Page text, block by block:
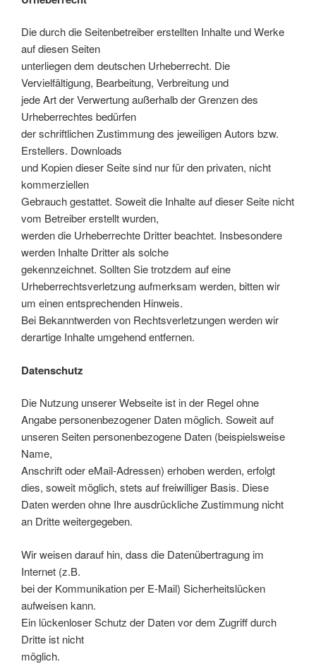
Die durch die Seitenbetreiber erstellten Inhalte und Werke
auf diesen Seiten
unterliegen dem deutschen Urheberrecht. Die
Vervielfältigung, Bearbeitung, Verbreitung und
jede Art der Verwertung außerhalb der Grenzen des
Urheberrechtes bedürfen
der schriftlichen Zustimmung des jeweiligen Autors bzw.
Erstellers. Downloads
und Kopien dieser Seite sind nur für den privaten, nicht
kommerziellen
Gebrauch gestattet. Soweit die Inhalte auf dieser Seite nicht
vom Betreiber erstellt wurden,
werden die Urheberrechte Dritter beachtet. Insbesondere
werden Inhalte Dritter als solche
gekennzeichnet. Sollten Sie trotzdem auf eine
Urheberrechtsverletzung aufmerksam werden, bitten wir
um einen entsprechenden Hinweis.
Bei Bekanntwerden von Rechtsverletzungen werden wir
derartige Inhalte umgehend entfernen.
Datenschutz
Die Nutzung unserer Webseite ist in der Regel ohne
Angabe personenbezogener Daten möglich. Soweit auf
unseren Seiten personenbezogene Daten (beispielsweise
Name,
Anschrift oder eMail-Adressen) erhoben werden, erfolgt
dies, soweit möglich, stets auf freiwilliger Basis. Diese
Daten werden ohne Ihre ausdrückliche Zustimmung nicht
an Dritte weitergegeben.
Wir weisen darauf hin, dass die Datenübertragung im
Internet (z.B.
bei der Kommunikation per E-Mail) Sicherheitslücken
aufweisen kann.
Ein lückenloser Schutz der Daten vor dem Zugriff durch
Dritte ist nicht
möglich.